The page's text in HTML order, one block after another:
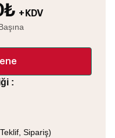
+ KDV
:
Sipariş)